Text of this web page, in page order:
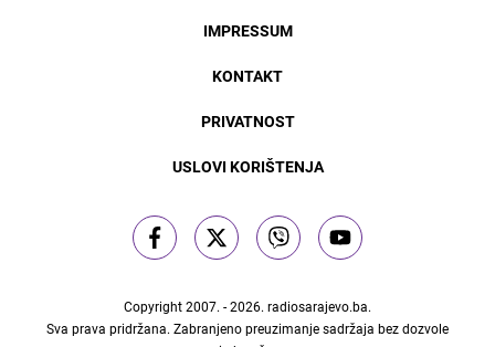
IMPRESSUM
KONTAKT
PRIVATNOST
USLOVI KORIŠTENJA
Copyright 2007. - 2026. radiosarajevo.ba.
Sva prava pridržana. Zabranjeno preuzimanje sadržaja bez dozvole